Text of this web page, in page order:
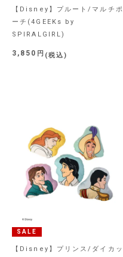
【Disney】プルート/マルチポ
ーチ(4GEEKs by
SPIRALGIRL)
3,850 税込
SALE
【Disney】プリンス/ダイカッ